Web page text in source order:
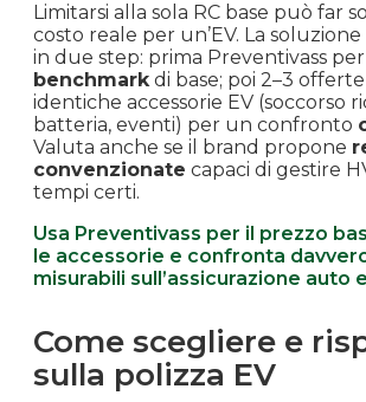
Limitarsi alla sola RC base può far
costo reale per un’EV. La
in due step: prima Preventivass per
benchmarkdi base; poi 2–3
identiche accessorie EV (soccorso
batteria, eventi) per un confronto
Valuta anche se il brand propone
convenzionate capaci di gestire
tempi certi.
Usa Preventivass per il prezzo
le accessorie e confronta
misurabili sull’assicurazione auto
Come scegliere e
sulla polizza EV